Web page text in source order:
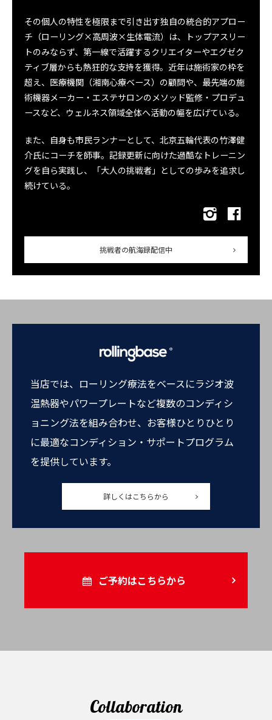
その個人の特性を極限まで引き出す独自の統合的アプロー
チ（ローリング×高周波×生体電流）は、トップアスリー
トのみならず、第一線で活躍するクリエイターやエグゼク
ティブ層からも熱狂的な支持を獲得。近年は施術家の枠を
超え、医療機関（湘南心療ベース）の顧問や、最先端の施
術機器メーカー・エステサロンのメソッド監修・プロデュ
ースなど、ウェルネス領域全体へ活動の幅を広げている。
また、自身も市民ランナーとして、北京五輪代表の竹澤健
介氏にコーチを師事。記録更新に向けた過酷なトレーニン
グを自ら実践し、「大人の挑戦者」としての歩みを追求し
続けている。
挑戦者の航海録配信中
当店では、ローリング療法をベースにラジオ波
温熱器やパワープレートなど複数のコンディシ
ョニング法を組み合わせ、お客様ひとりひとり
に最適なコンディション・サポートプログラム
を提供しています。
詳しくはこちらから
ご予約はこちらから
Collaboration